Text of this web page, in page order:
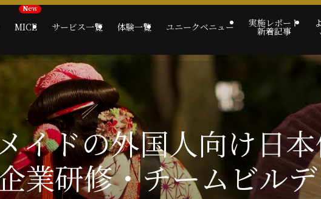
MICE サービス一覧 体験一覧 ユニークベニュー 実施レポート
新着記事
イドの外国人向け日
業研修・チームビル